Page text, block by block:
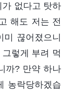
없다고 탓하
해도 저는 전
끊어졌으니
렇게 부려 먹
까? 만약 하나
농락당하겠습